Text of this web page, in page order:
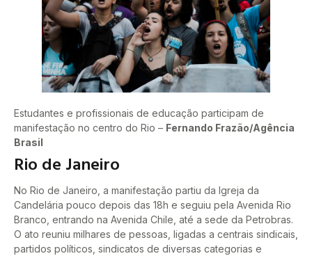
Estudantes e profissionais de educação participam de
manifestação no centro do Rio – Fernando Frazão/Agência
Brasil
Rio de Janeiro
No Rio de Janeiro, a manifestação partiu da Igreja da
Candelária pouco depois das 18h e seguiu pela Avenida Rio
Branco, entrando na Avenida Chile, até a sede da Petrobras.
O ato reuniu milhares de pessoas, ligadas a centrais sindicais,
partidos políticos, sindicatos de diversas categorias e